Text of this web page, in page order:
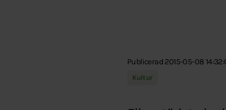
Publicerad 2015-05-08
Kultur